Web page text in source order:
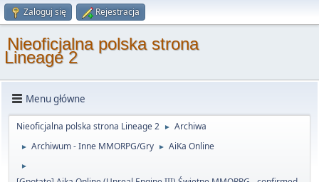
Zaloguj się Rejestracja
Nieoficjalna polska strona
Lineage 2
Menu główne
Nieoficjalna polska strona Lineage 2 ► Archiwa
► Archiwum - Inne MMORPG/Gry ► AiKa Online
►